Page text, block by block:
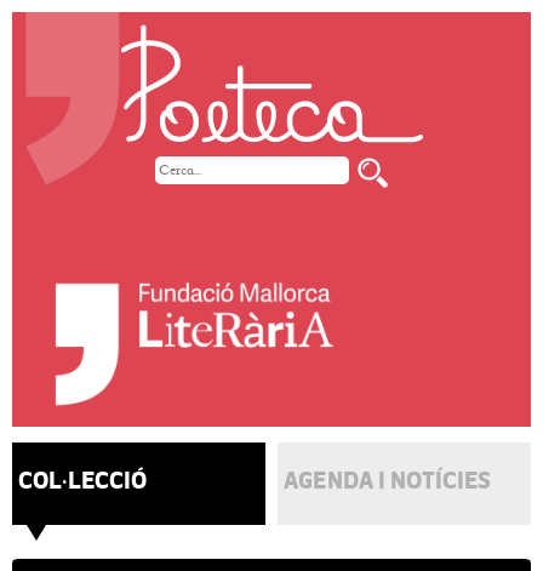
COL·LECCIÓ AGENDA I NOTÍCIES